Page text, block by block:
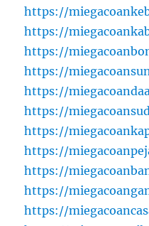
https://
https://
https://
https://
https://
https://
https://
https://
https://
https://
https://